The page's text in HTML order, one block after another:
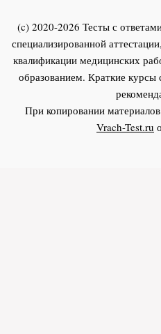
(c) 2020-2026 Тесты с
специализированной
квалификации медицинских
образованием. Краткие
При копировании
Vrach-Test.ru